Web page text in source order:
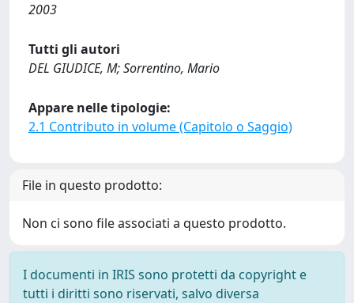
2003
Tutti gli autori
DEL GIUDICE, M; Sorrentino, Mario
Appare nelle tipologie:
2.1 Contributo in volume (Capitolo o Saggio)
File in questo prodotto:
Non ci sono file associati a questo prodotto.
I documenti in IRIS sono protetti da copyright e
tutti i diritti sono riservati, salvo diversa